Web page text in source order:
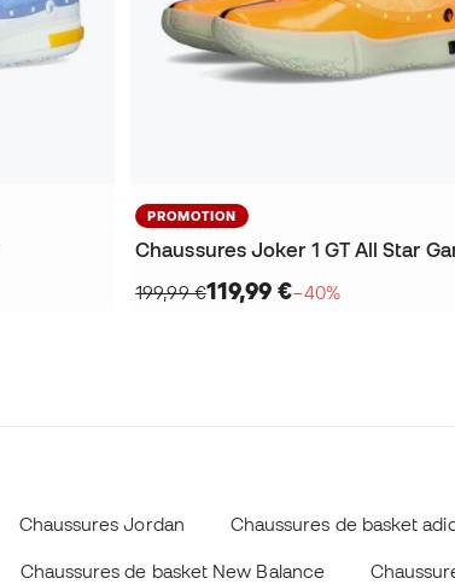
PROMOTION
Chaussures Joker 1 GT All Star
199,99 €119,99 €−40%
Chaussures Jordan Chaussures de basket
Chaussures de basket New Balance